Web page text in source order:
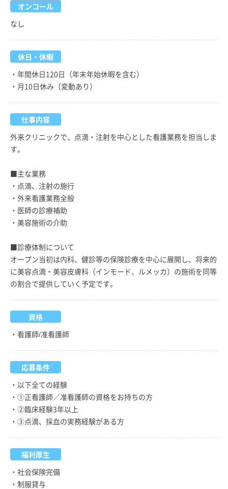
オンコール
なし
休日・休暇
・年間休日120日（年末年始休暇を含む）
・月10日休み（変動あり）
仕事内容
外来クリニックで、点滴・注射を中心とした看護業務を担当しま
す。
■主な業務
・点滴、注射の施行
・外来看護業務全般
・医師の診療補助
・美容施術の介助
■診療体制について
オープン当初は内科、健診等の保険診療を中心に展開し、将来的
に美容点滴・美容皮膚科（インモード、ルメッカ）の施術を同等
の割合で提供していく予定です。
資格
・看護師/准看護師
応募条件
・以下全ての経験
・①正看護師／准看護師の資格をお持ちの方
・②臨床経験3年以上
・③点滴、採血の実務経験がある方
福利厚生
・社会保険完備
・制服貸与